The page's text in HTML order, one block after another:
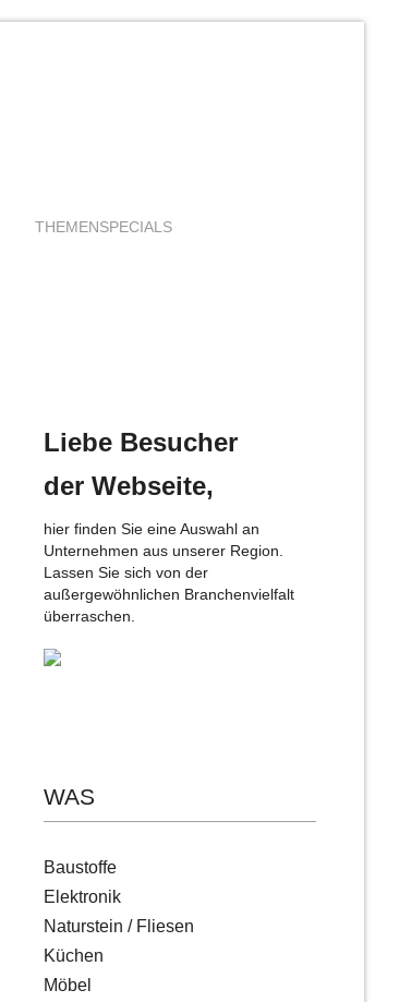
THEMENSPECIALS
Liebe Besucher
der Webseite,
hier finden Sie eine Auswahl an
Unternehmen aus unserer Region.
Lassen Sie sich von der
außergewöhnlichen Branchenvielfalt
überraschen.
WAS
Baustoffe
Elektronik
Naturstein / Fliesen
Küchen
Möbel